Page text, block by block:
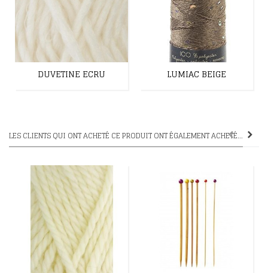
DUVETINE ECRU LUMIAC BEIGE
LES CLIENTS QUI ONT ACHETÉ CE PRODUIT ONT ÉGALEMENT ACHETÉ...